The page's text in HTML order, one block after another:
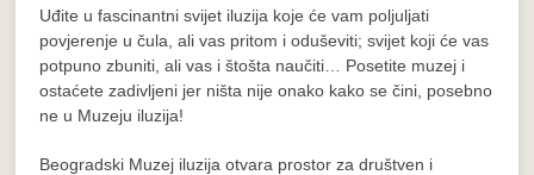
Uđite u fascinantni svijet iluzija koje će vam poljuljati
povjerenje u čula, ali vas pritom i oduševiti; svijet koji će vas
potpuno zbuniti, ali vas i štošta naučiti… Posetite muzej i
ostaćete zadivljeni jer ništa nije onako kako se čini, posebno
ne u Muzeju iluzija!
Beogradski Muzej iluzija otvara prostor za društven i